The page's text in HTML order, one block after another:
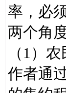
率，必
两个角
（1）
作者通